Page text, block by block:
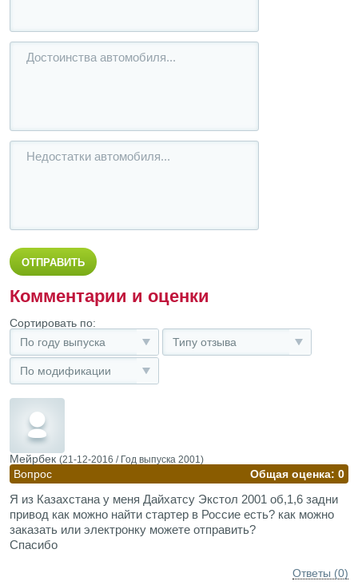
Комментарии и оценки
Сортировать по:
По году выпуска
Типу отзыва
По модификации
Мейрбек (21-12-2016 / Год выпуска 2001)
Вопрос Общая оценка: 0
Я из Казахстана у меня Дайхатсу Экстол 2001 об,1,6 задни
привод как можно найти стартер в Россие есть? как можно
заказать или электронку можете отправить?
Спасибо
Ответы (0)